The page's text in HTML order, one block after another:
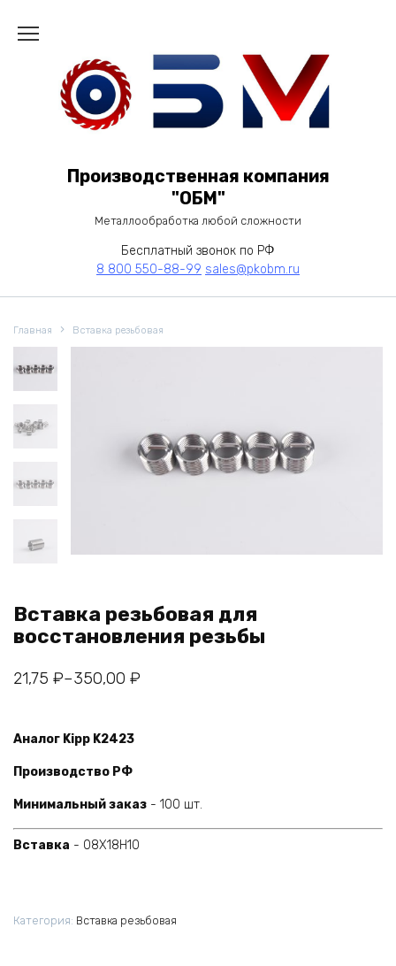
содержанию
Производственная компания
"ОБМ"
Металлообработка любой сложности
Бесплатный звонок по РФ
8 800 550-88-99 sales@pkobm.ru
Главная Вставка резьбовая
Вставка резьбовая для
восстановления резьбы
21,75 ₽–350,00 ₽
Диапазон
–
350,00 ₽
Аналог Kipp K2423
Производство РФ
Минимальный заказ - 100 шт.
Вставка - 08X18Н10
Категория: Вставка резьбовая